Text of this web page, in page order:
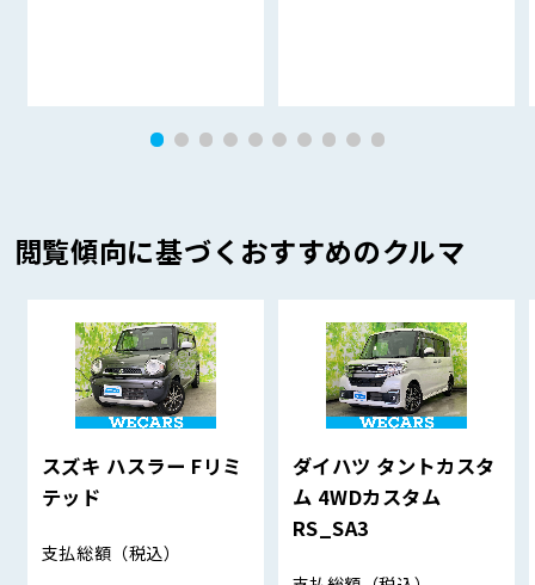
閲覧傾向に基づくおすすめのクルマ
スズキ ハスラー Fリミ
テッド
支払総額 （税込）
ダイハツ タントカスタ
ム 4WDカスタム
RS_SA3